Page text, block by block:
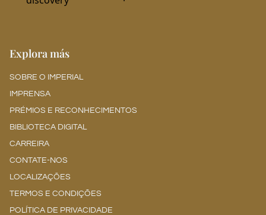
Explora más
SOBRE O IMPERIAL
IMPRENSA
PRÉMIOS E RECONHECIMENTOS
BIBLIOTECA DIGITAL
CARREIRA
CONTATE-NOS
LOCALIZAÇÕES
TERMOS E CONDIÇÕES
POLÍTICA DE PRIVACIDADE